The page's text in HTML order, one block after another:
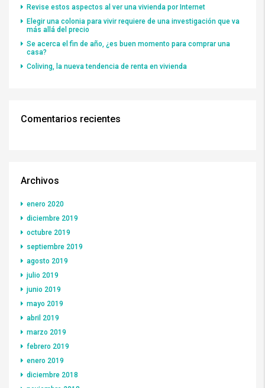
Revise estos aspectos al ver una vivienda por Internet
Elegir una colonia para vivir requiere de una investigación que va
más allá del precio
Se acerca el fin de año, ¿es buen momento para comprar una
casa?
Coliving, la nueva tendencia de renta en vivienda
Comentarios recientes
Archivos
enero 2020
diciembre 2019
octubre 2019
septiembre 2019
agosto 2019
julio 2019
junio 2019
mayo 2019
abril 2019
marzo 2019
febrero 2019
enero 2019
diciembre 2018